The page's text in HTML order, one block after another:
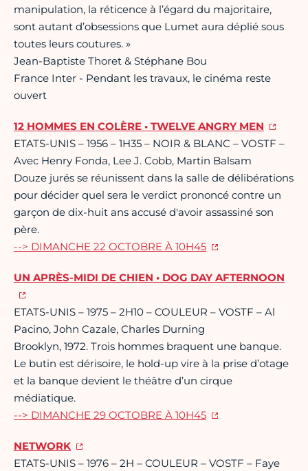
manipulation, la réticence à l’égard du majoritaire,
sont autant d’obsessions que Lumet aura déplié sous
toutes leurs coutures. »
Jean-Baptiste Thoret & Stéphane Bou
France Inter - Pendant les travaux, le cinéma reste
ouvert
12 HOMMES EN COLÈRE • TWELVE ANGRY MEN
ETATS-UNIS – 1956 – 1H35 – NOIR & BLANC – VOSTF –
Avec Henry Fonda, Lee J. Cobb, Martin Balsam
Douze jurés se réunissent dans la salle de délibérations
pour décider quel sera le verdict prononcé contre un
garçon de dix-huit ans accusé d'avoir assassiné son
père.
--> DIMANCHE 22 OCTOBRE À 10H45
UN APRÈS-MIDI DE CHIEN • DOG DAY AFTERNOON
ETATS-UNIS – 1975 – 2H10 – COULEUR – VOSTF – Al
Pacino, John Cazale, Charles Durning
Brooklyn, 1972. Trois hommes braquent une banque.
Le butin est dérisoire, le hold-up vire à la prise d’otage
et la banque devient le théâtre d’un cirque
médiatique.
--> DIMANCHE 29 OCTOBRE À 10H45
NETWORK
ETATS-UNIS – 1976 – 2H – COULEUR – VOSTF – Faye